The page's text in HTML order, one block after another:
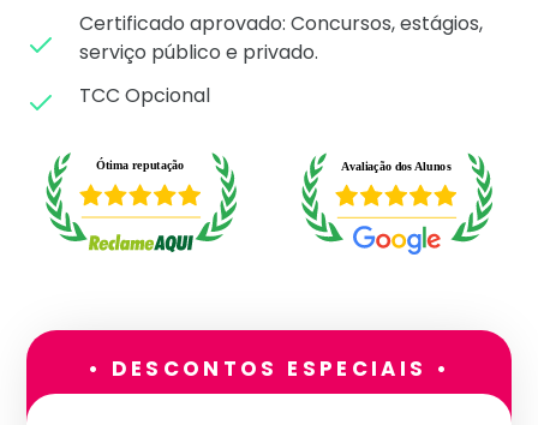
Certificado aprovado: Concursos, estágios,
serviço público e privado.
TCC Opcional
• DESCONTOS ESPECIAIS •